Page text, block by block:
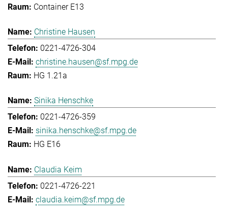
Container E13
Christine Hausen
0221-4726-304
christine.hausen@sf.mpg.de
HG 1.21a
Sinika Henschke
0221-4726-359
sinika.henschke@sf.mpg.de
HG E16
Claudia Keim
0221-4726-221
claudia.keim@sf.mpg.de